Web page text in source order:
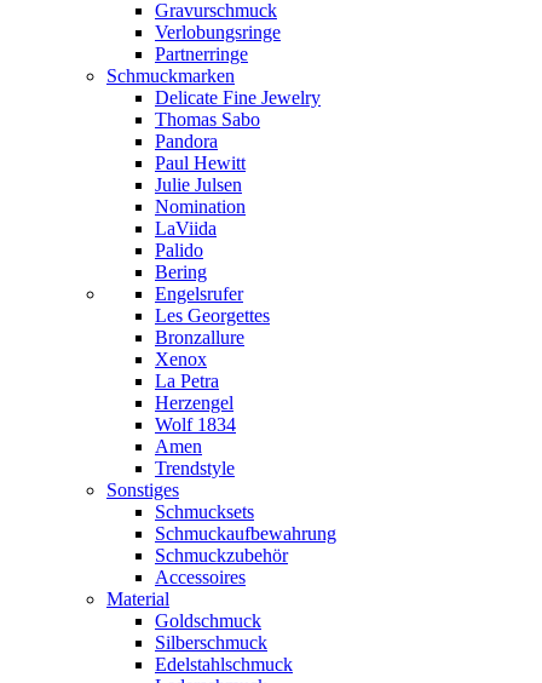
Gravurschmuck
Verlobungsringe
Partnerringe
Schmuckmarken
Delicate Fine Jewelry
Thomas Sabo
Pandora
Paul Hewitt
Julie Julsen
Nomination
LaViida
Palido
Bering
Engelsrufer
Les Georgettes
Bronzallure
Xenox
La Petra
Herzengel
Wolf 1834
Amen
Trendstyle
Sonstiges
Schmucksets
Schmuckaufbewahrung
Schmuckzubehör
Accessoires
Material
Goldschmuck
Silberschmuck
Edelstahlschmuck